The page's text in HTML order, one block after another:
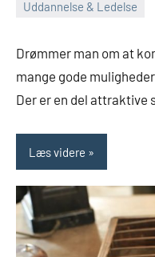
Uddannelse & Ledelse
Drømmer man om at
mange gode
Der er en del attraktive
Læs videre